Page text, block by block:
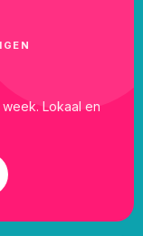
Lokaal en